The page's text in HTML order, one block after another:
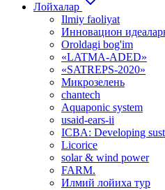
Лойхалар
Ilmiy faoliyat
Инновацион
Oroldagi bog'im
«LATMA-ADED»
«SATREPS-2020»
Микрозелень
chantech
Aquaponic system
usaid-ears-ii
ICBA: Developing
Licorice
solar & wind power
FARM.
Илмий лойиха тур